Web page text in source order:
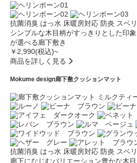
抗菌消臭 はっ水 床暖房対応 防炎 スベ
シンプルな木目柄がすっきりとした印
が選べる廊下敷き
￥2,990(税込)~
商品を詳しく見る
Mokume design廊下敷クッションマット
抗菌消臭 はっ水 床暖房対応 防炎 スベ
廊下になじむバリエーション豊かな木